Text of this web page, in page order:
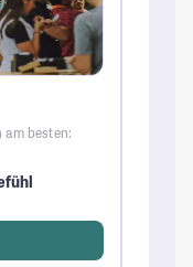
am besten: